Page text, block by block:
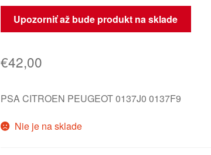
Upozorniť až bude produkt na sklade
€42,00
PSA CITROEN PEUGEOT 0137J0 0137F9
Nie je na sklade